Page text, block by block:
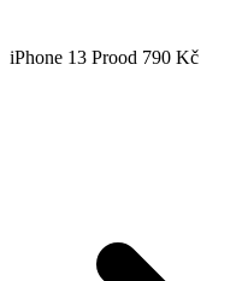
iPhone 13 Prood 790 Kč